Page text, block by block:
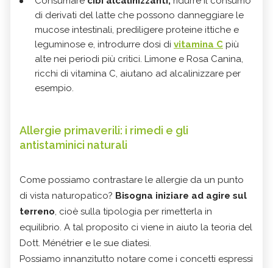
di derivati del latte che possono danneggiare le
mucose intestinali, prediligere proteine ittiche e
leguminose e, introdurre dosi di vitamina C più
alte nei periodi più critici. Limone e Rosa Canina,
ricchi di vitamina C, aiutano ad alcalinizzare per
esempio.
Allergie primaverili: i rimedi e gli
antistaminici naturali
Come possiamo contrastare le allergie da un punto
di vista naturopatico? Bisogna iniziare ad agire sul
terreno, cioè sulla tipologia per rimetterla in
equilibrio. A tal proposito ci viene in aiuto la teoria del
Dott. Ménétrier e le sue diatesi.
Possiamo innanzitutto notare come i concetti espressi